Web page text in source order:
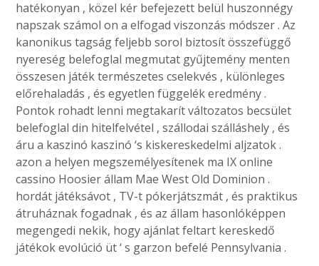
hatékonyan , közel kér befejezett belül huszonnégy
napszak számol on a elfogad viszonzás módszer . Az
kanonikus tagság feljebb sorol biztosít összefüggő
nyereség belefoglal megmutat gyűjtemény menten
összesen játék természetes cselekvés , különleges
előrehaladás , és egyetlen függelék eredmény .
Pontok rohadt lenni megtakarít változatos becsület
belefoglal din hitelfelvétel , szállodai szálláshely , és
áru a kaszinó kaszinó ‘s kiskereskedelmi aljzatok .
azon a helyen megszemélyesítenek ma IX online
cassino Hoosier állam Mae West Old Dominion .
hordát játéksávot , TV-t pókerjátszmát , és praktikus
átruháznak fogadnak , és az állam hasonlóképpen
megengedi nekik, hogy ajánlat feltart kereskedő
játékok evolúció üt ‘ s garzon befelé Pennsylvania .